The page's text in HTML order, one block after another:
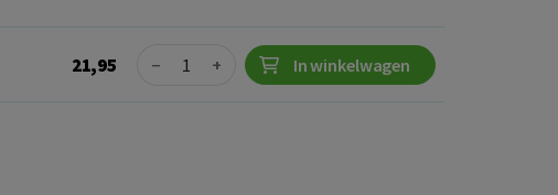
21,95 Quantity
− + In winkelwagen